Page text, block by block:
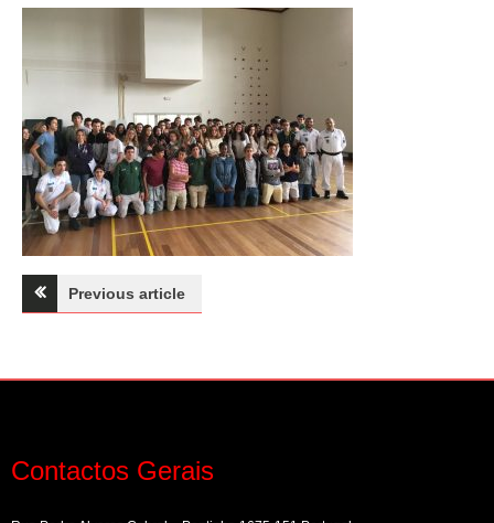
Navegação
artigos
Previous article
Contactos Gerais